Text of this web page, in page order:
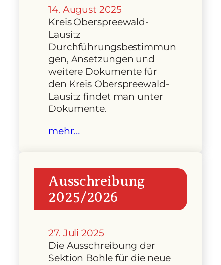
14. August 2025
Kreis Oberspreewald-
Lausitz
Durchführungsbestimmun
gen, Ansetzungen und
weitere Dokumente für
den Kreis Oberspreewald-
Lausitz findet man unter
Dokumente.
mehr…
Ausschreibung
2025/2026
27. Juli 2025
Die Ausschreibung der
Sektion Bohle für die neue